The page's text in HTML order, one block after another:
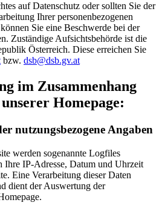
auf Datenschutz oder sollten Sie der
Ihrer personenbezogenen
Sie eine Beschwerde bei der
Zuständige Aufsichtsbehörde ist die
Österreich. Diese erreichen Sie
bzw. dsb@dsb.gv.at
im Zusammenhang
Homepage:
nutzungsbezogene Angaben
werden sogenannte Logfiles
Ihre IP-Adresse, Datum und Uhrzeit
Eine Verarbeitung dieser Daten
dient der Auswertung der